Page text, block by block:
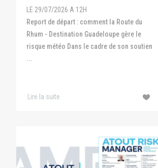
LE 29/07/2026 A 12H
Report de départ : comment la Route du
Rhum - Destination Guadeloupe gère le
risque météo Dans le cadre de son soutien
...
Lire la suite